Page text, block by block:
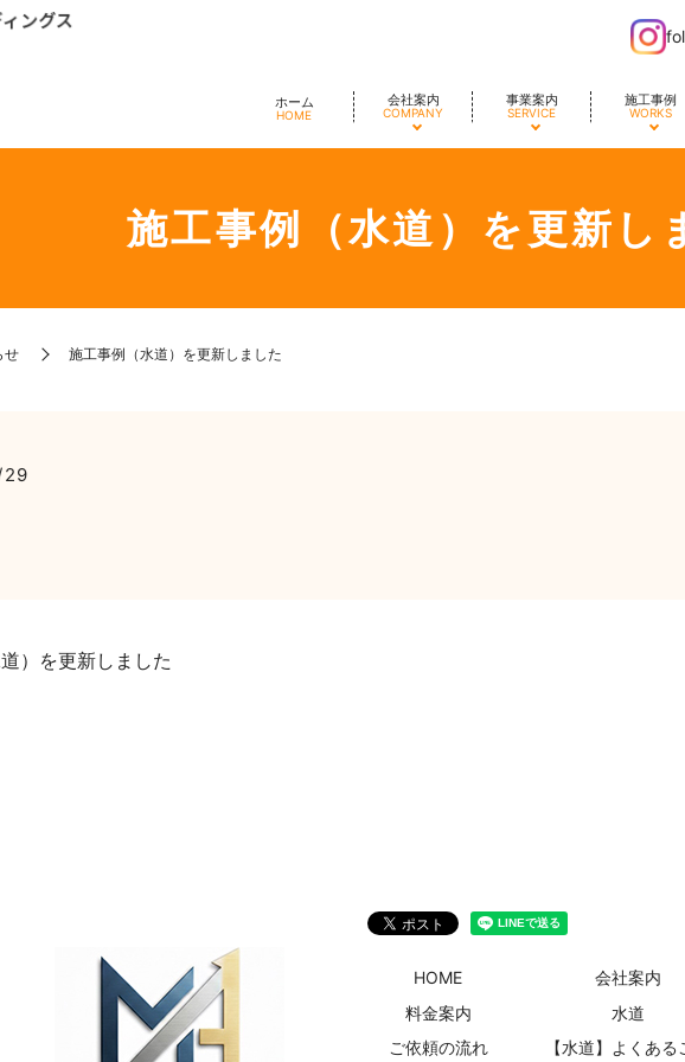
ホーム
HOME
会社案内
COMPANY
事業案内
SERVICE
施工事例
WORKS
施工事例（水道）を更新し
せ 施工事例（水道）を更新しました
）を更新しました
HOME 会社案内
料金案内
水道
ご依頼の流れ
【水道】よくある